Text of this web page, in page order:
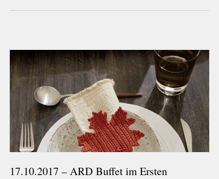
17.10.2017 – ARD Buffet im Ersten